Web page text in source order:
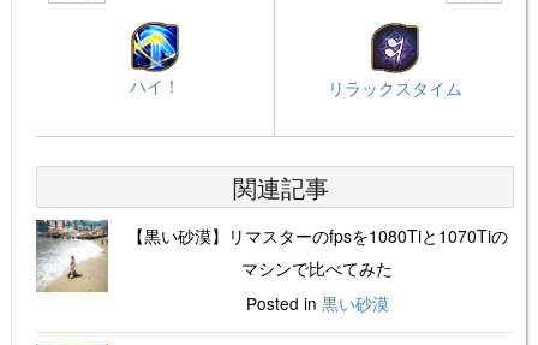
ハイ！ リラックスタイム
関連記事
【黒い砂漠】リマスターのfpsを1080Tiと1070Tiの
マシンで比べてみた
Posted in 黒い砂漠